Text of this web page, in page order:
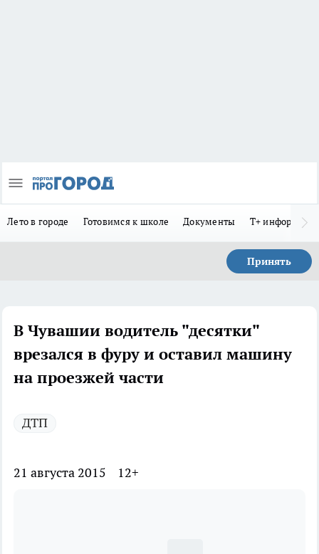
Лето в городе Готовимся к школе Документы Т+
Принять
В Чувашии водитель "десятки"
врезался в фуру и оставил машину
на проезжей части
ДТП
21 августа 2015 12+